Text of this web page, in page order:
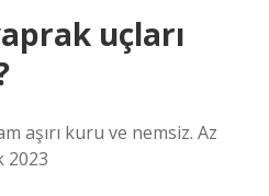
uçları
aşırı kuru ve nemsiz. Az
2023